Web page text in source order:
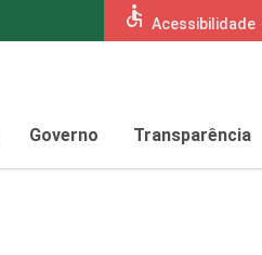
accessible Acessibilidade
Governo Transparência